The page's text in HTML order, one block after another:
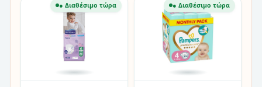
● Διαθέσιμο τώρα ● Διαθέσιμο τώρα